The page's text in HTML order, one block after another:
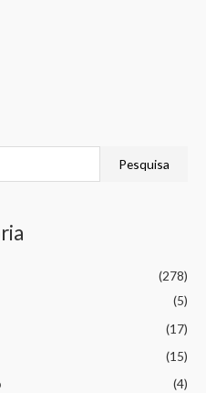
Pesquisa
(278)
(5)
(17)
(15)
(4)